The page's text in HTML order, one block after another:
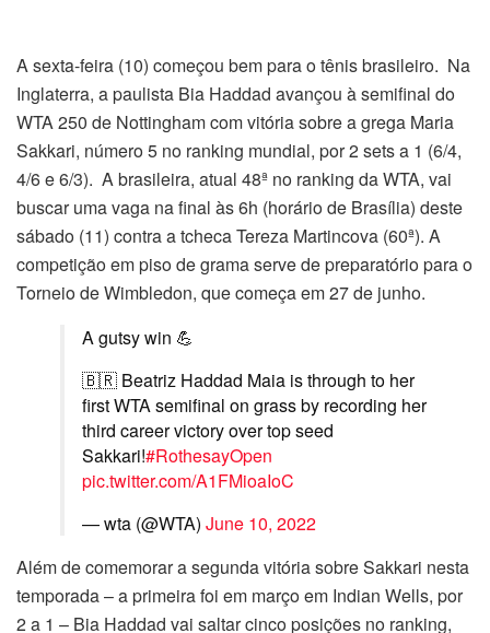
A sexta-feira (10) começou bem para o tênis brasileiro. Na
Inglaterra, a paulista Bia Haddad avançou à semifinal do
WTA 250 de Nottingham com vitória sobre a grega Maria
Sakkari, número 5 no ranking mundial, por 2 sets a 1 (6/4,
4/6 e 6/3). A brasileira, atual 48ª no ranking da WTA, vai
buscar uma vaga na final às 6h (horário de Brasília) deste
sábado (11) contra a tcheca Tereza Martincova (60ª). A
competição em piso de grama serve de preparatório para o
Torneio de Wimbledon, que começa em 27 de junho.
A gutsy win 💪
🇧🇷 Beatriz Haddad Maia is through to her
first WTA semifinal on grass by recording her
third career victory over top seed
Sakkari!#RothesayOpen
pic.twitter.com/A1FMioaIoC
— wta (@WTA) June 10, 2022
Além de comemorar a segunda vitória sobre Sakkari nesta
temporada – a primeira foi em março em Indian Wells, por
2 a 1 – Bia Haddad vai saltar cinco posições no ranking,